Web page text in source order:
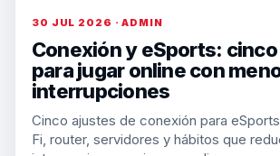
30 JUL 2026 · ADMIN
Conexión y eSports:
para jugar online con
interrupciones
Cinco ajustes de conexión para
Fi, router, servidores y hábitos que